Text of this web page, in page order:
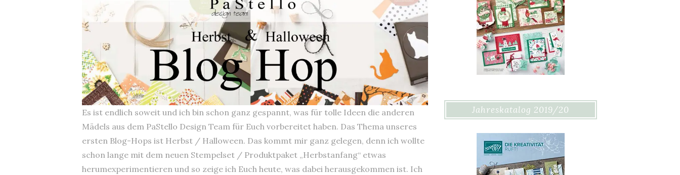
Es ist endlich soweit und ich bin schon ganz gespannt, was für tolle Ideen die anderen
Mädels aus dem PaStello Design Team für Euch vorbereitet haben. Das Thema unseres
ersten Blog-Hops ist Herbst / Halloween. Das kommt mir ganz gelegen, denn ich wollte
schon lange mit dem neuen Stempelset / Produktpaket „Herbstanfang“ etwas
herumexperimentieren und so zeige ich Euch heute, was dabei herausgekommen ist. Ich
Jahreskatalog 2019/20